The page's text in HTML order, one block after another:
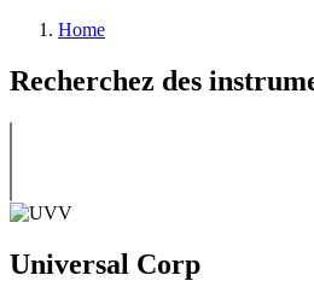
Home
Recherchez des
Universal Corp